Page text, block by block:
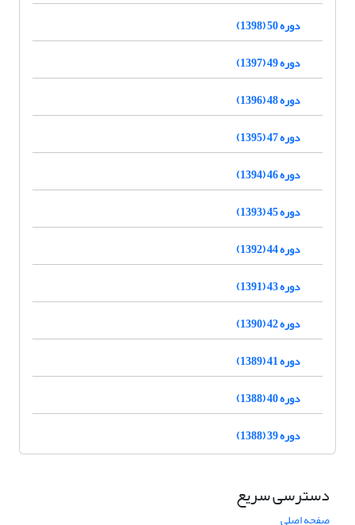
دوره 50 (1398)
دوره 49 (1397)
دوره 48 (1396)
دوره 47 (1395)
دوره 46 (1394)
دوره 45 (1393)
دوره 44 (1392)
دوره 43 (1391)
دوره 42 (1390)
دوره 41 (1389)
دوره 40 (1388)
دوره 39 (1388)
دسترسی سریع
صفحه اصلی